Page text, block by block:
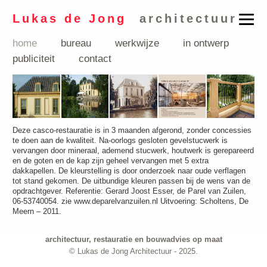
Lukas de Jong architectuur
home bureau werkwijze
in ontwerp
publiciteit
contact
Deze casco-restauratie is in 3 maanden afgerond, zonder concessies
te doen aan de kwaliteit. Na-oorlogs gesloten gevelstucwerk is
vervangen door mineraal, ademend stucwerk, houtwerk is gerepareerd
en de goten en de kap zijn geheel vervangen met 5 extra
dakkapellen. De kleurstelling is door onderzoek naar oude verflagen
tot stand gekomen. De uitbundige kleuren passen bij de wens van de
opdrachtgever. Referentie: Gerard Joost Esser, de Parel van Zuilen,
06-53740054. zie www.deparelvanzuilen.nl Uitvoering: Scholtens, De
Meern – 2011.
architectuur, restauratie en bouwadvies op maat
© Lukas de Jong Architectuur - 2025.